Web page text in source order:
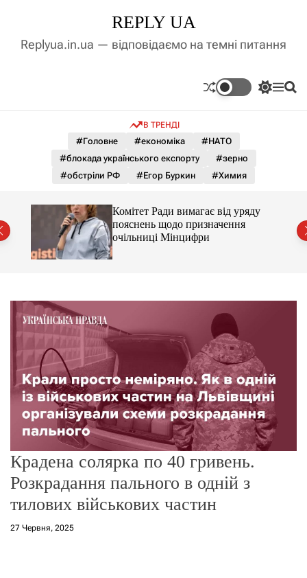
д
у
REPLY UA
Replyua.in.ua — відповідаємо на темні питання
П
к
а
о
л
ь
г
ж
и
м
у
М П
В ТРЕНДІ
#Головне #економіка
#НАТО
#блокада українського експорту
#зерно
#обстріли РФ
#Егор Буркин #Химия
Комітет Ради вимагає від уряду
пояснень щодо призначення
очільниці Мінцифри
Крадена солярка по 40 гривень.
Розкрадання пального в одній з
тилових військових частин
27 Червня, 2025